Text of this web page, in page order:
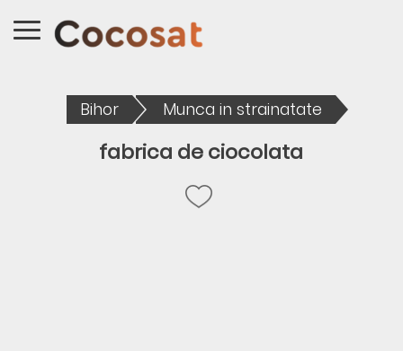
Bihor Munca in strainatate
fabrica de ciocolata